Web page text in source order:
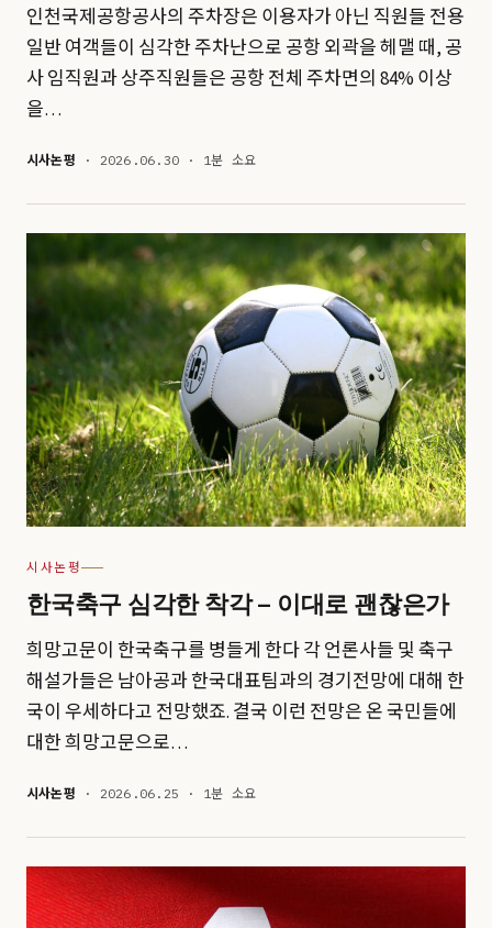
인천국제공항공사의 주차장은 이용자가 아닌 직원들 전용
일반 여객들이 심각한 주차난으로 공항 외곽을 헤맬 때, 공
사 임직원과 상주직원들은 공항 전체 주차면의 84% 이상
을…
시사논평 · 2026.06.30 · 1분 소요
시사논평
한국축구 심각한 착각 – 이대로 괜찮은가
희망고문이 한국축구를 병들게 한다 각 언론사들 및 축구
해설가들은 남아공과 한국대표팀과의 경기전망에 대해 한
국이 우세하다고 전망했죠. 결국 이런 전망은 온 국민들에
대한 희망고문으로…
시사논평 · 2026.06.25 · 1분 소요